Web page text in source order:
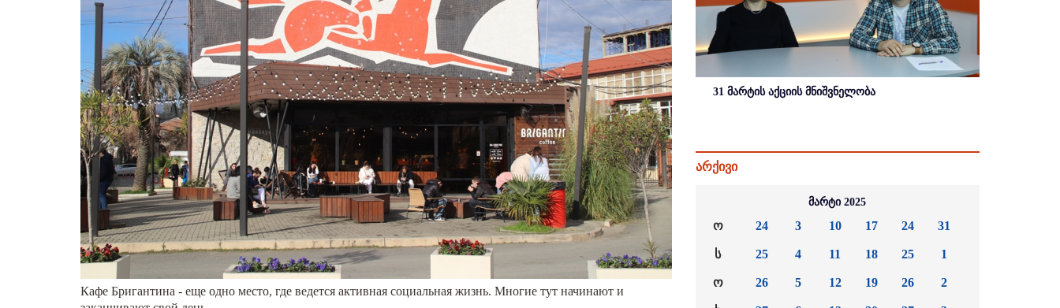
Кафе Бригантина - еще одно место, где ведется активная социальная жизнь. Многие тут начинают и
31 მარტის აქციის მნიშვნელობა
არქივი
მარტი 2025
ო
ს
ო
24
25
26
3
4
5
10
11
12
17
18
19
24
25
26
31
1
2